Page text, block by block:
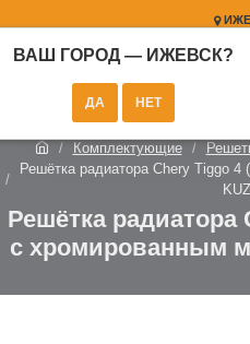
ВАШ ГОРОД — ИЖЕВСК?
Комплектующие
Решётка радиатора Chery Tiggo
Решётка радиатора
с хромированным